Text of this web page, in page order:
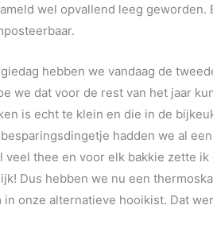
wel opvallend leeg geworden.
hebben we vandaag de
we dat voor de rest van het jaar
is echt te klein en die in de
hadden we al
thee en voor elk bakkie zette ik
Dus hebben we nu een
onze alternatieve hooikist. Dat